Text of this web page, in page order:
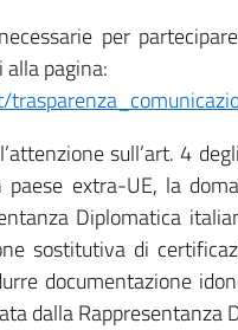
per
pagina:
sull’art. 4
extra-UE, la
Diplomatica
sostitutiva di
documentazione
dalla